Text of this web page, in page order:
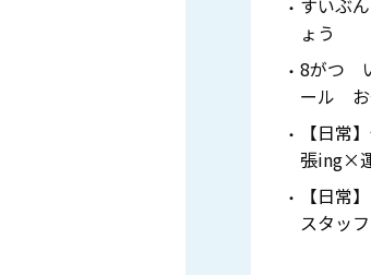
すいぶ
ょう
8がつ
ール お
【日常
張ing×
【日常
スタッ